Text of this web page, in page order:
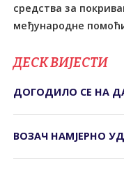
средства за
међународне
ДЕСК ВИЈЕСТИ
ДОГОДИЛО СЕ НА
ВОЗАЧ НАМЈЕРНО